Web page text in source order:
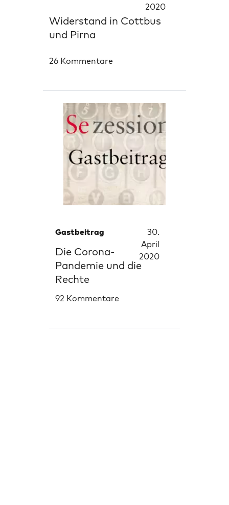
2020
Widerstand in Cottbus
und Pirna
26 Kommentare
Gastbeitrag
30.
April
2020
Die Corona-
Pandemie und die
Rechte
92 Kommentare